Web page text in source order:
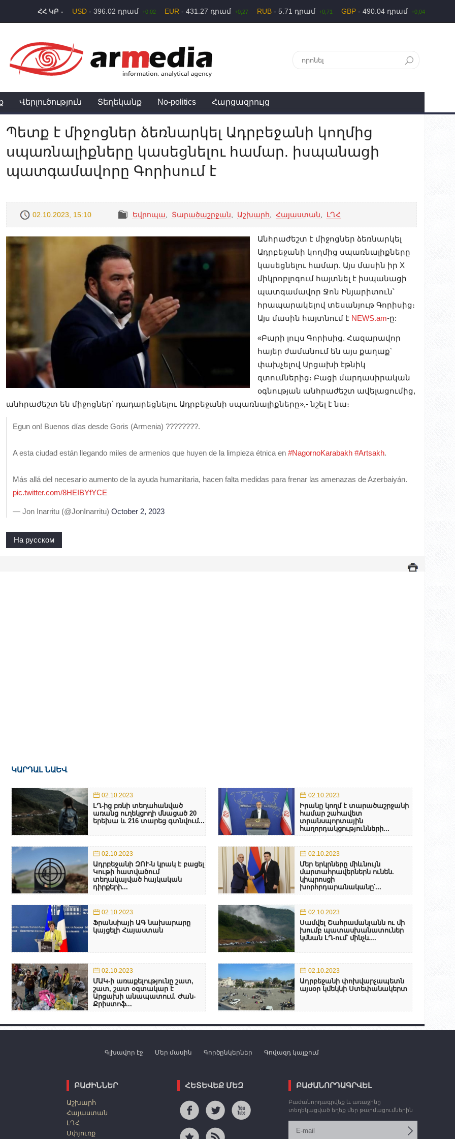
ՀՀ ԿԲ - USD - 396.02 դրամ +0,02 EUR - 431.27 դրամ +0,27 RUB - 5.71 դրամ +0,71 GBP - 490.04 դրամ +0,04
Վերլուծություն Տեղեկանք No-politics Հարցազրույց
Պետք է միջոցներ ձեռնարկել Ադրբեջանի կողմից
սպառնալիքները կասեցնելու համար. իսպանացի
պատգամավորը Գորիսում է
02.10.2023, 15:10 Եվրոպա Տարածաշրջան Աշխարհ Հայաստան ԼՂՀ
Անհրաժեշտ է միջոցներ ձեռնարկել
Ադրբեջանի կողմից սպառնալիքները
կասեցնելու համար. Այս մասին իր X
միկրոբլոգում հայտնել է իսպանացի
պատգամավոր Ջոն Ինյարիտուն՝
հրապարակելով տեսանյութ Գորիսից։
Այս մասին հայտնում է NEWS.am-ը:
«Բարի լույս Գորիսից. Հազարավոր
հայեր ժամանում են այս քաղաք՝
փախչելով Արցախի էթնիկ
զտումներից։ Բացի մարդասիրական
օգնության անհրաժեշտ ավելացումից,
անհրաժեշտ են միջոցներ՝ դադարեցնելու Ադրբեջանի սպառնալիքները»,- նշել է նա։
Egun on! Buenos días desde Goris (Armenia) ????????.
A esta ciudad están llegando miles de armenios que huyen de la limpieza étnica en #NagornoKarabakh #Artsakh.
Más allá del necesario aumento de la ayuda humanitaria, hacen falta medidas para frenar las amenazas de Azerbaiyán.
pic.twitter.com/8HEIBYfYCE
— Jon Inarritu (@JonInarritu) October 2, 2023
На русском
ԿԱՐԴԱԼ ՆԱԵՎ
02.10.2023
ԼՂ-ից բռնի տեղահանված
առանց ուղեկցողի մնացած 20
երեխա և 216 տարեց գտնվում...
02.10.2023
Իրանը կողմ է տարածաշրջանի
համար շահավետ
տրանսպորտային
հաղորդակցությունների...
02.10.2023
Ադրբեջանի ԶՈՒ-ն կրակ է բացել
Կութի հատվածում
տեղակայված հայկական
դիրքերի...
02.10.2023
Մեր երկրները միևնույն
մարտահրավերներն ունեն.
կիպրոսցի
խորհրդարանականը՝...
02.10.2023
Ֆրանսիայի ԱԳ նախարարը
կայցելի Հայաստան
02.10.2023
Սամվել Շահրամանյանն ու մի
խումբ պատասխանատուներ
կմնան ԼՂ-ում՝ մինչև...
02.10.2023
ՄԱԿ-ի առաքելությունը շատ,
շատ, շատ օգտակար է
Արցախի անապատում. Ժան-
Քրիստոֆ...
02.10.2023
Ադրբեջանի փոխվարչապետն
այսօր կմեկնի Ստեփանակերտ
Գլխավոր էջ Մեր մասին Գործընկերներ Գովազդ կայքում
ԲԱԺԻՆՆԵՐ
Աշխարհ
Հայաստան
ԼՂՀ
Սփյուռք
ՀԵՏԵՎԵՔ ՄԵԶ ԲԱԺԱՆՈՐԴԱԳՐՎԵԼ
Բաժանորդագրվեք և առաջինը
տեղեկացված եղեք մեր թարմացումներին